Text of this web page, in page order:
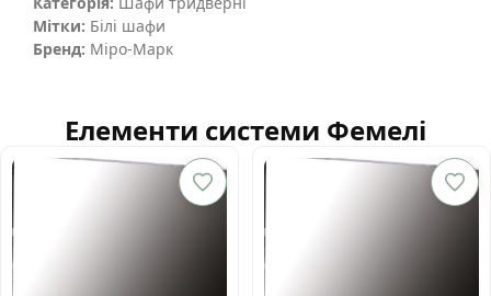
Мітки: Білі шафи
Бренд: Міро-Марк
Елементи системи Фемелі